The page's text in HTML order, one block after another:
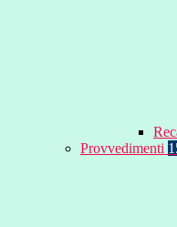
Provvedimenti